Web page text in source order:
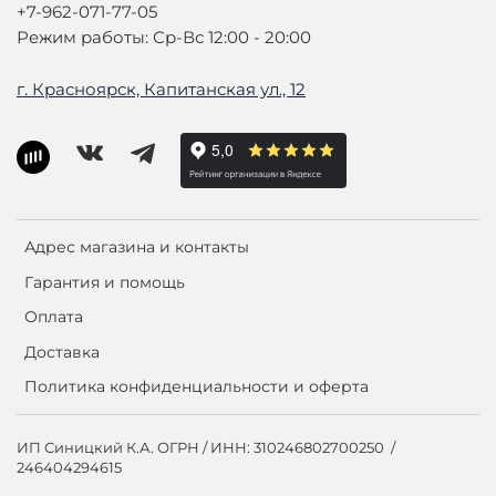
Адрес магазина и контакты
Гарантия и помощь
Оплата
Доставка
Политика конфиденциальности и оферта
+7-962-071-77-05
Режим работы: Ср-Вс 12:00 - 20:00
г. Красноярск, Капитанская ул., 12
ИП Синицкий К.А. ОГРН / ИНН: 310246802700250 /
246404294615